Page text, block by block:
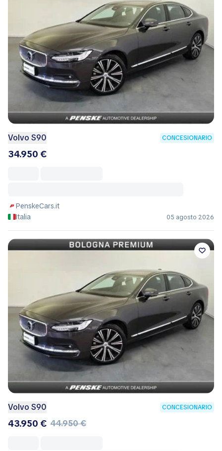
Volvo S90 CONCESIONARIO
34.950 €
PenskeCars.it
Italia
05 agosto 2026
Volvo S90 CONCESIONARIO
43.950 € 44.950 €